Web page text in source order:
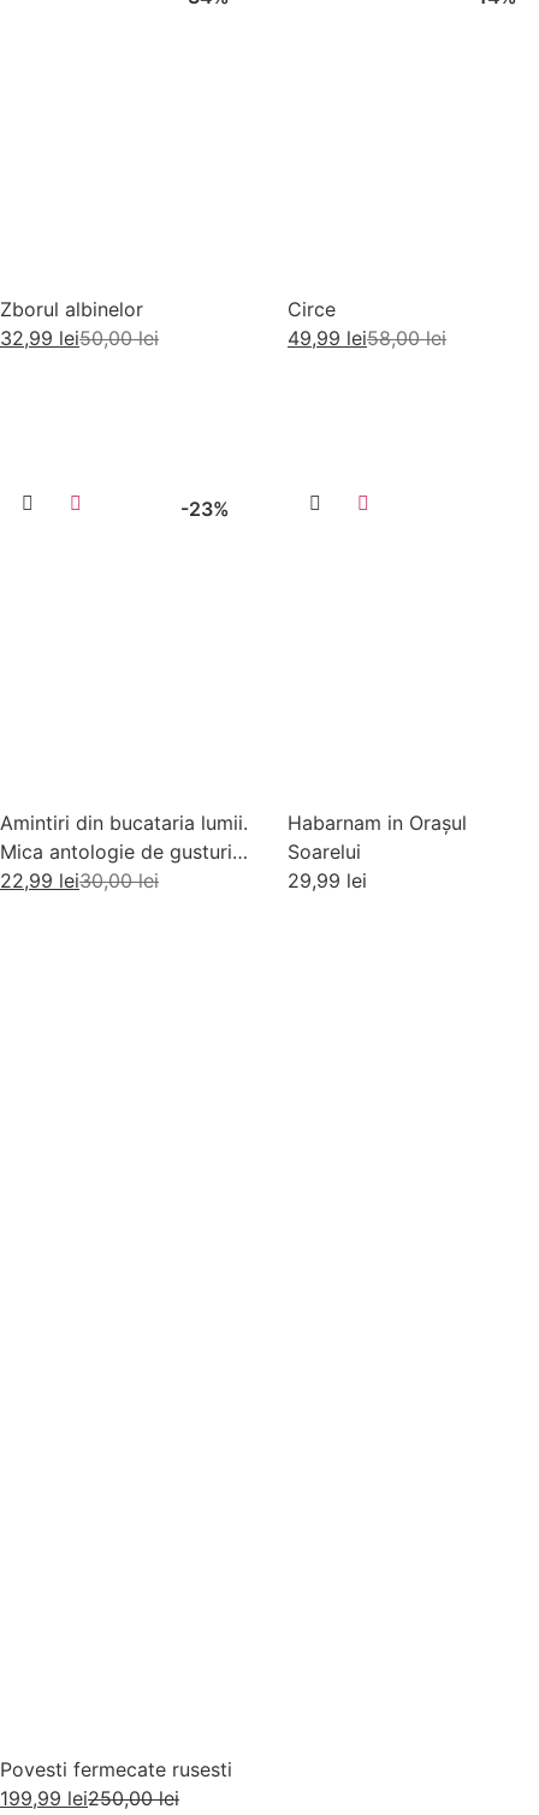
Zborul albinelor
50,00lei
32,99 lei
Circe
58,00lei
49,99 lei
-23%
Amintiri din bucataria lumii.
Mica antologie de gusturi,
stari si gustari
30,00lei
22,99 lei
Habarnam in Orașul
Soarelui
29,99 lei
Povesti fermecate rusesti
250,00lei
199,99 lei